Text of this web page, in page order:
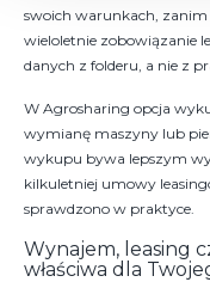
swoich warunkach, zanim
wieloletnie zobowiązanie
danych z folderu, a nie z
W Agrosharing opcja
wymianę maszyny lub
wykupu bywa lepszym
kilkuletniej umowy
sprawdzono w praktyce.
Wynajem, leasing
właściwa dla